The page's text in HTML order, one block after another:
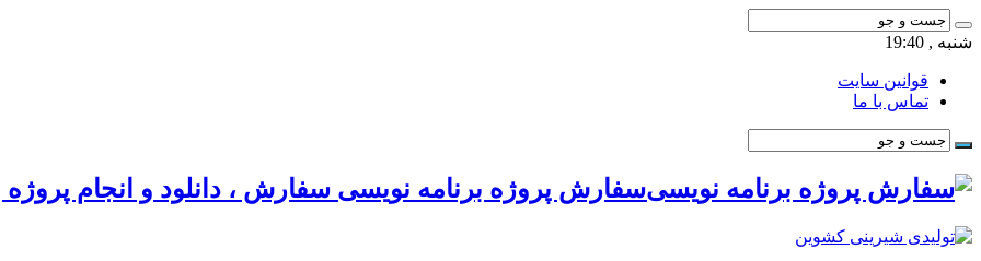
شنبه , 19:40
قوانین سایت
تماس با ما
سفارش پروژه برنامه نویسی سفارش ، دانلود و انجام پروژه